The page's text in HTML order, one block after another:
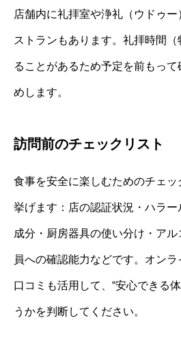
店舗内に礼拝室や浄礼（ウドゥ
ストランもあります。礼拝時間
ることがあるため予定を前もっ
めします。
訪問前のチェックリスト
食事を安全に楽しむためのチェ
挙げます：店の認証状況・ハラ
成分・厨房器具の使い分け・ア
員への確認能力などです。オンラ
口コミも活用して、“安心できる
うかを判断してください。